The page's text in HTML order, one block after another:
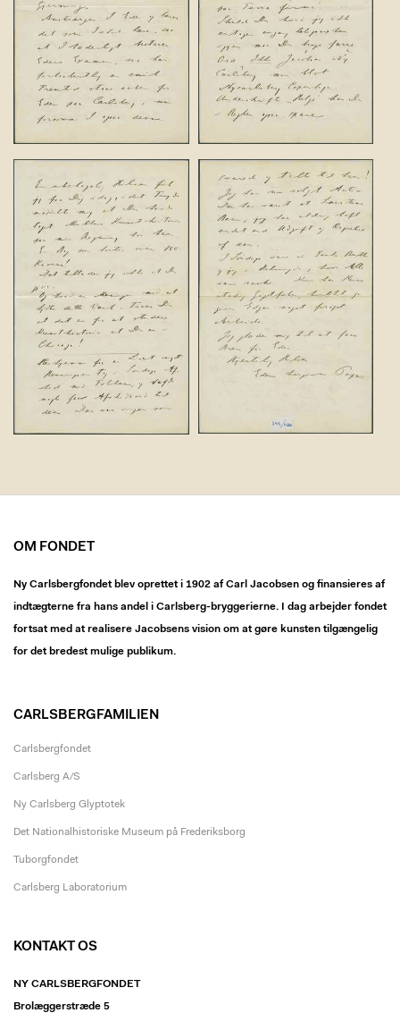
OM FONDET
Ny Carlsbergfondet blev oprettet i 1902 af Carl Jacobsen og finansieres af
indtægterne fra hans andel i Carlsberg-bryggerierne. I dag arbejder fondet
fortsat med at realisere Jacobsens vision om at gøre kunsten tilgængelig
for det bredest mulige publikum.
CARLSBERGFAMILIEN
Carlsbergfondet
Carlsberg A/S
Ny Carlsberg Glyptotek
Det Nationalhistoriske Museum på Frederiksborg
Tuborgfondet
Carlsberg Laboratorium
KONTAKT OS
NY CARLSBERGFONDET
Brolæggerstræde 5